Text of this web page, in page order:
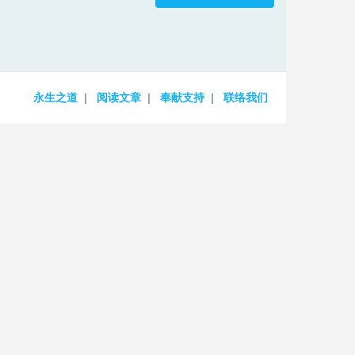
永生之道 阅读文章 奉献支持 联络我们